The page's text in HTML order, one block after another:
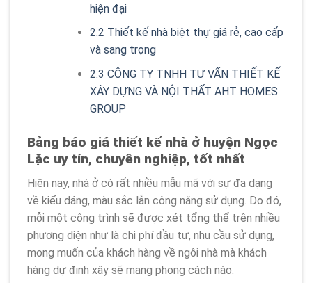
hiện đại
2.2 Thiết kế nhà biệt thự giá rẻ, cao cấp
và sang trọng
2.3 CÔNG TY TNHH TƯ VẤN THIẾT KẾ
XÂY DỰNG VÀ NỘI THẤT AHT HOMES
GROUP
Bảng báo giá thiết kế nhà ở huyện Ngọc
Lặc uy tín, chuyên nghiệp, tốt nhất
Hiện nay, nhà ở có rất nhiều mẫu mã với sự đa dạng
về kiểu dáng, màu sắc lẫn công năng sử dụng. Do đó,
mỗi một công trình sẽ được xét tổng thể trên nhiều
phương diện như là chi phí đầu tư, nhu cầu sử dụng,
mong muốn của khách hàng về ngôi nhà mà khách
hàng dự định xây sẽ mang phong cách nào.